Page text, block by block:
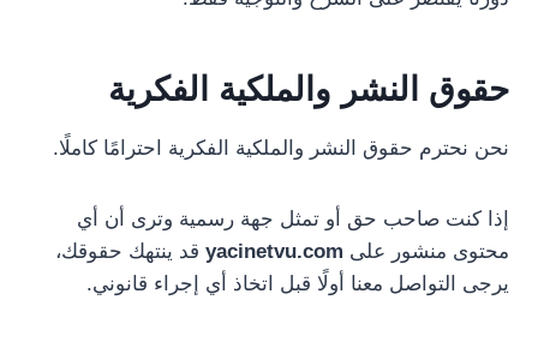
حقوق النشر والملكية الفكرية
نحن نحترم حقوق النشر والملكية الفكرية احترامًا كاملًا.
إذا كنت صاحب حق أو تمثل جهة رسمية وترى أن أي
محتوى منشور على yacinetvu.com قد ينتهك حقوقك،
يرجى التواصل معنا أولًا قبل اتخاذ أي إجراء قانوني.